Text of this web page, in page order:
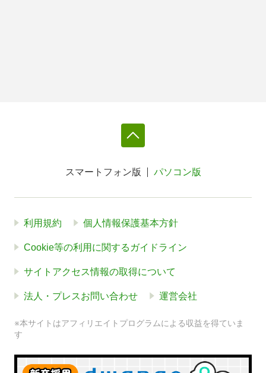
スマートフォン版 パソコン版
利用規約 個人情報保護基本方針
Cookie等の利用に関するガイドライン
サイトアクセス情報の取得について
法人・プレスお問い合わせ 運営会社
※本サイトはアフィリエイトプログラムによる収益を得ていま
す